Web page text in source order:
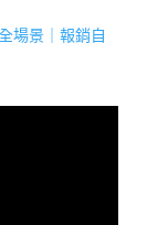
場景｜報銷自